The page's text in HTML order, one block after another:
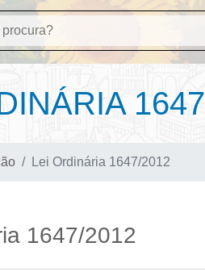
Lei Ordinária 1647/2012
1647/2012